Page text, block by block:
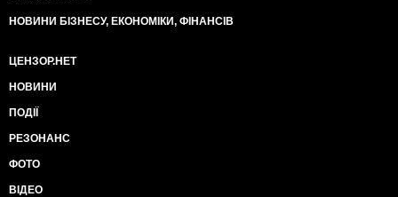
НОВИНИ БІЗНЕСУ, ЕКОНОМІКИ, ФІНАНСІВ
ЦЕНЗОР.НЕТ
НОВИНИ
ПОДІЇ
РЕЗОНАНС
ФОТО
ВІДЕО